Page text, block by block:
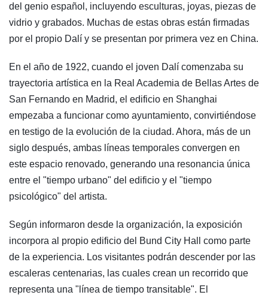
del genio español, incluyendo esculturas, joyas, piezas de
vidrio y grabados. Muchas de estas obras están firmadas
por el propio Dalí y se presentan por primera vez en China.
En el año de 1922, cuando el joven Dalí comenzaba su
trayectoria artística en la Real Academia de Bellas Artes de
San Fernando en Madrid, el edificio en Shanghai
empezaba a funcionar como ayuntamiento, convirtiéndose
en testigo de la evolución de la ciudad. Ahora, más de un
siglo después, ambas líneas temporales convergen en
este espacio renovado, generando una resonancia única
entre el "tiempo urbano" del edificio y el "tiempo
psicológico" del artista.
Según informaron desde la organización, la exposición
incorpora al propio edificio del Bund City Hall como parte
de la experiencia. Los visitantes podrán descender por las
escaleras centenarias, las cuales crean un recorrido que
representa una "línea de tiempo transitable". El